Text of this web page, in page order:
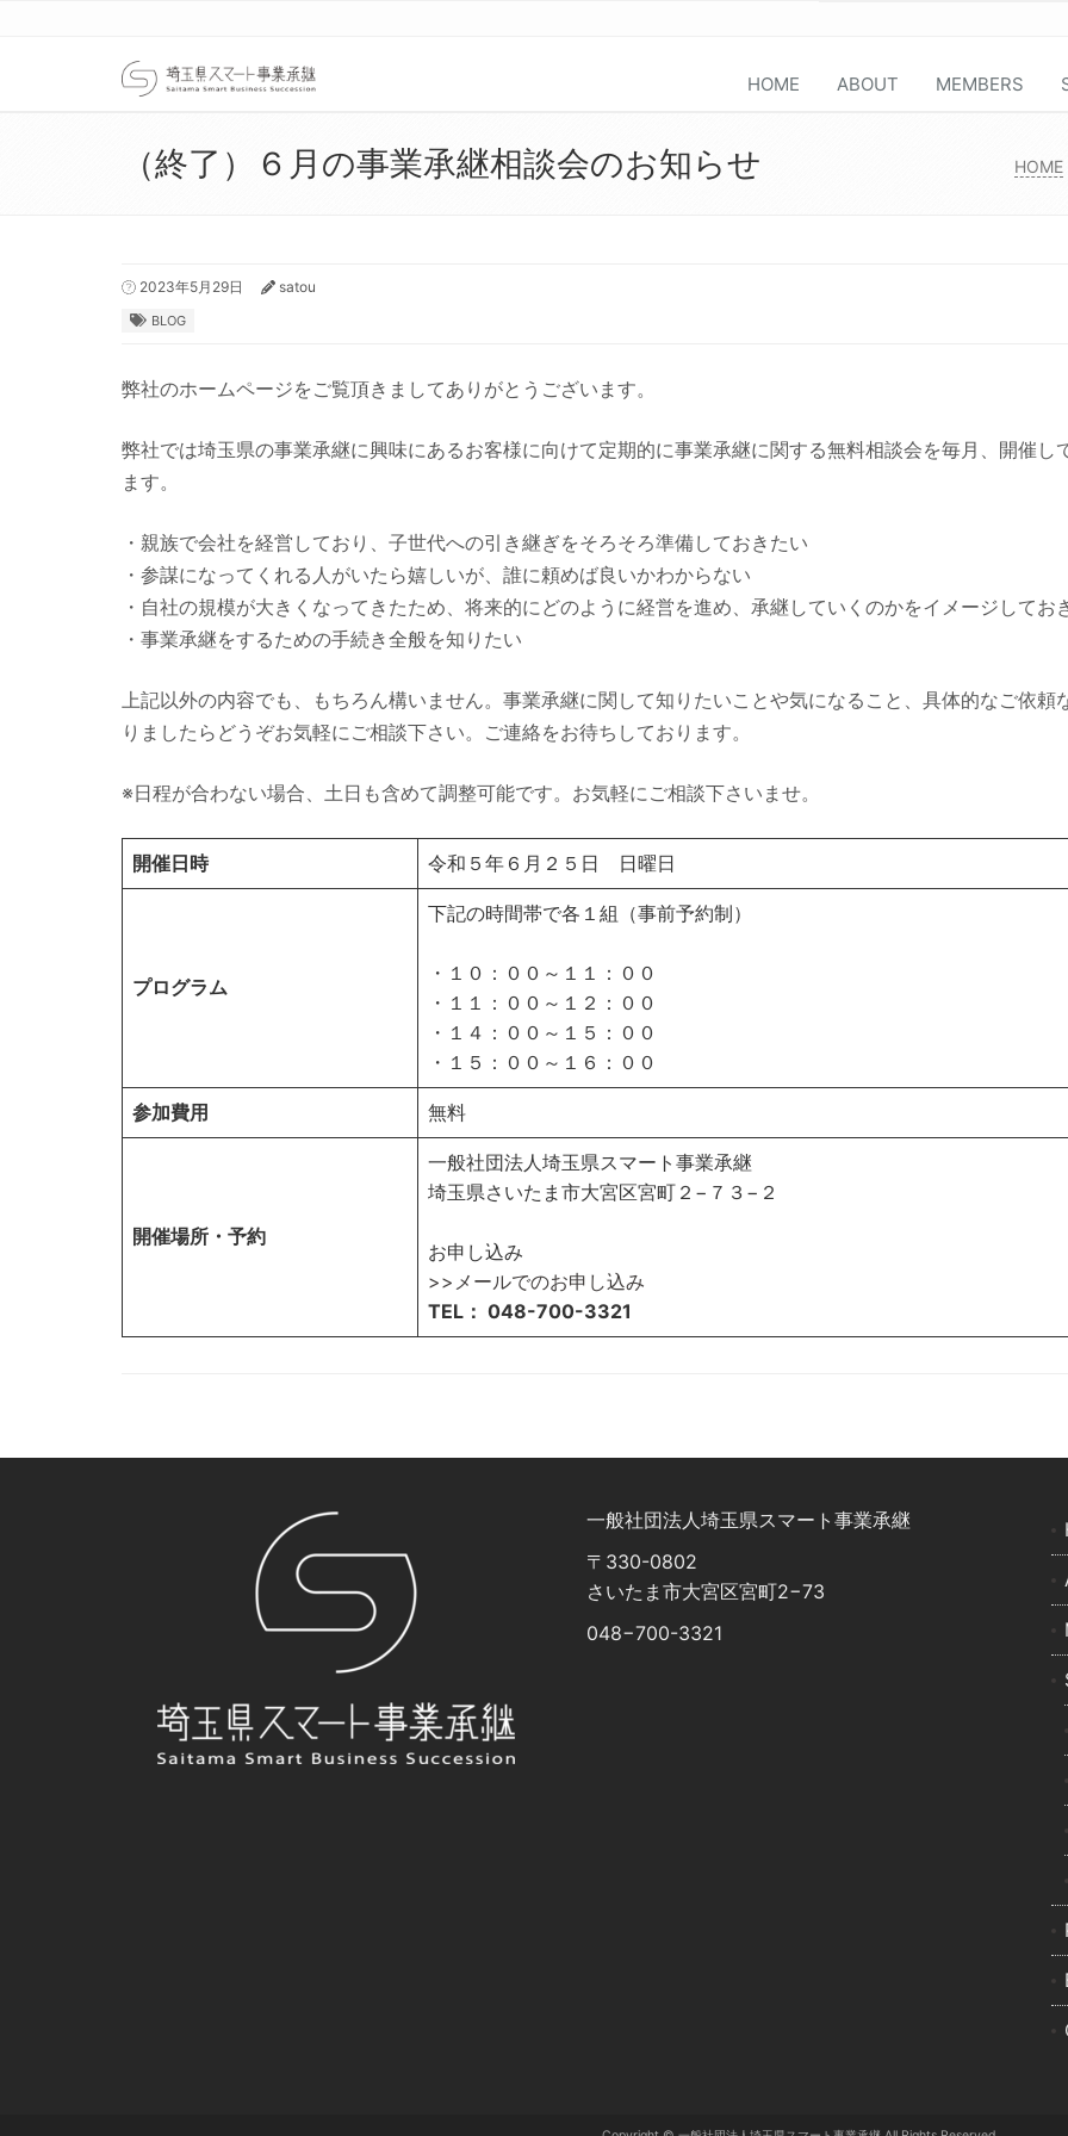
HOME ABOUT MEMBERS
（終了）６月の事業承継相談会のお知らせ HOME
2023年5月29日 satou
BLOG
弊社のホームページをご覧頂きましてありがとうございます。
弊社では埼玉県の事業承継に興味にあるお客様に向けて定期的に事業承継に関する無料相談会を毎月、開催し
ます。
・親族で会社を経営しており、子世代への引き継ぎをそろそろ準備しておきたい
・参謀になってくれる人がいたら嬉しいが、誰に頼めば良いかわからない
・自社の規模が大きくなってきたため、将来的にどのように経営を進め、承継していくのかをイメージしてお
・事業承継をするための手続き全般を知りたい
上記以外の内容でも、もちろん構いません。事業承継に関して知りたいことや気になること、具体的なご依頼
りましたらどうぞお気軽にご相談下さい。ご連絡をお待ちしております。
※日程が合わない場合、土日も含めて調整可能です。お気軽にご相談下さいませ。
開催日時 令和５年６月２５日 日曜日
プログラム
下記の時間帯で各１組（事前予約制）
・１０：００～１１：００
・１１：００～１２：００
・１４：００～１５：００
・１５：００～１６：００
参加費用 無料
開催場所・予約
一般社団法人埼玉県スマート事業承継
埼玉県さいたま市大宮区宮町２−７３−２
お申し込み
>>メールでのお申し込み
TEL： 048-700-3321
⼀般社団法⼈埼⽟県スマート事業承継
〒330-0802
さいたま市⼤宮区宮町2−73
048−700-3321